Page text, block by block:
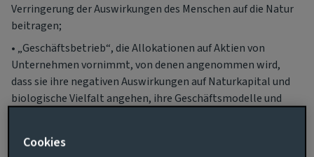
Verringerung der Auswirkungen des Menschen auf die Natur
beitragen;
• „Geschäftsbetrieb“, die Allokationen auf Aktien von
Unternehmen vornimmt, von denen angenommen wird,
dass sie ihre negativen Auswirkungen auf Naturkapital und
biologische Vielfalt angehen, ihre Geschäftsmodelle und
die damit verbundenen Risiken besser steuern und den
Cookies